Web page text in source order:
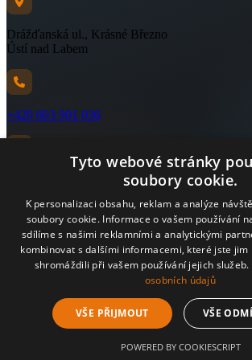
Drážďanská ul., Krásné Březno
Ústí nad Labem
+420 603 901 036
info@vykupsurovinusti.cz
© 2026 Výkup surovin Ústí nad Labem s.r.o. |
VytvořilIng. Pavel Štima
Tyto webové stránky
soubory cookie.
K personalizaci obsahu, reklam a analýze
soubory cookie. Informace o vašem používání
sdílíme s našimi reklamními a analytickými
kombinovat s dalšími informacemi, které jste jim
shromáždili při vašem používání jejich služeb.
osobních údajů
VŠE PŘIJMOUT VŠE
POWERED BY COOKIESCRIPT